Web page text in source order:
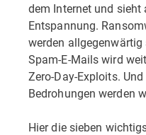
dem Internet und
Entspannung.
werden
Spam-E-Mails wird
Zero-Day-Exploits.
Bedrohungen werden
Hier die sieben